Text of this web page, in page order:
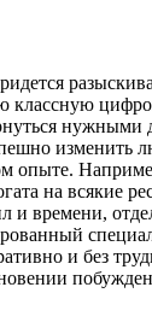
классную
нужными
изменить
опыте.
на всякие
и времени,
и без